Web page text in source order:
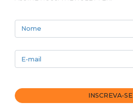
INSCREVA-SE